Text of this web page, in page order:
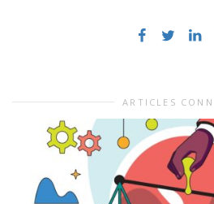
ARTICLES